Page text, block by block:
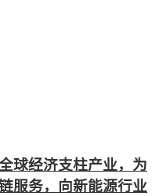
球经济支柱产业，为
服务，向新能源行业